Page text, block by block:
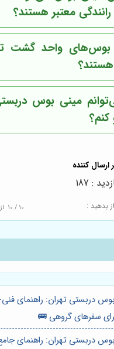
رانندگی معتبر هستند؟
بوس‌های واحد گشت
مینی بوس
کنم؟
بدهید : 10 / 10 از
: 187
دربستی تهران: راهنمای